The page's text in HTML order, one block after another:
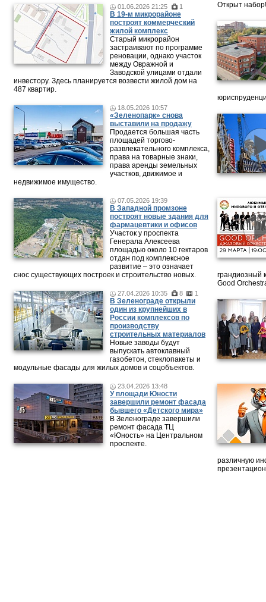
01.06.2026 21:25 1
В 19-м микрорайоне
построят коммерческий
жилой комплекс
Старый микрорайон
застраивают по программе
реновации, однако участок
между Овражной и
Заводской улицами отдали
инвестору. Здесь планируется возвести жилой дом на
487 квартир.
18.05.2026 10:57
«Зеленопарк» снова
выставили на продажу
Продается большая часть
площадей торгово-
развлекательного комплекса,
права на товарные знаки,
права аренды земельных
участков, движимое и
недвижимое имущество.
07.05.2026 19:39
В Западной промзоне
построят новые здания для
фармацевтики и офисов
Участок у проспекта
Генерала Алексеева
площадью около 10 гектаров
отдан под комплексное
развитие – это означает
снос существующих построек и строительство новых.
27.04.2026 10:35 8 1
В Зеленограде открыли
один из крупнейших в
России комплексов по
производству
строительных материалов
Новые заводы будут
выпускать автоклавный
газобетон, стеклопакеты и
модульные фасады для жилых домов и соцобъектов.
23.04.2026 13:48
У площади Юности
завершили ремонт фасада
бывшего «Детского мира»
В Зеленограде завершили
ремонт фасада ТЦ
«Юность» на Центральном
проспекте.
Открыт набор!
грандиозный
Good
различную